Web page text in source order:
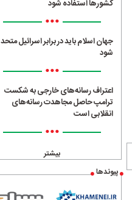
کشورها استفاده شود
•••
جهان اسلام باید در برابر اسرائیل متحد
شود
•••
اعتراف رسانه‌های خارجی به شکست
ترامپ حاصل مجاهدت رسانه‌های
انقلابی است
•••
بیشتر
پیوندها